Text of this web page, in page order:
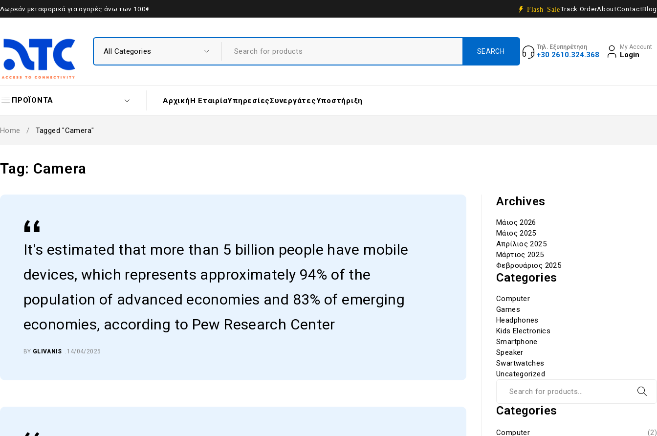
Δωρεάν μεταφορικά για αγορές άνω των 100€ Flash SaleTrack OrderAboutContactBlog
Τηλ. Εξυπηρέτηση
+30 2610.324.368
My Account
Login
ΠΡΟΪΟΝΤΑ ΑρχικήΗ ΕταιρίαΥπηρεσίεςΣυνεργάτεςΥποστήριξη
Tag: Camera
Home / Tagged "Camera"
It's estimated that more than 5 billion people have mobile
devices, which represents approximately 94% of the
population of advanced economies and 83% of emerging
economies, according to Pew Research Center
BY GLIVANIS 14/04/2025
Archives
Μάιος 2026
Μάιος 2025
Απρίλιος 2025
Μάρτιος 2025
Φεβρουάριος 2025
Categories
Computer
Games
Headphones
Kids Electronics
Smartphone
Speaker
Swartwatches
Uncategorized
Categories
Computer
(2)